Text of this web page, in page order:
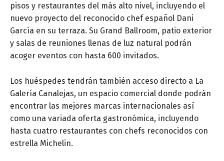
pisos y restaurantes del más alto nivel, incluyendo el
nuevo proyecto del reconocido chef español Dani
García en su terraza. Su Grand Ballroom, patio exterior
y salas de reuniones llenas de luz natural podrán
acoger eventos con hasta 600 invitados.
Los huéspedes tendrán también acceso directo a La
Galería Canalejas, un espacio comercial donde podrán
encontrar las mejores marcas internacionales así
como una variada oferta gastronómica, incluyendo
hasta cuatro restaurantes con chefs reconocidos con
estrella Michelin.